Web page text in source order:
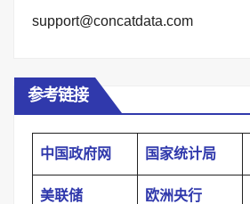
support@concatdata.com
参考链接
中国政府网 国家统计局
美联储 欧洲央行